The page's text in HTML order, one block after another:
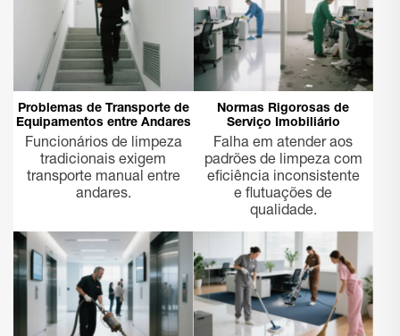
Problemas de Transporte de
Equipamentos entre Andares
Funcionários de limpeza
tradicionais exigem
transporte manual entre
andares.
Normas Rigorosas de
Serviço Imobiliário
Falha em atender aos
padrões de limpeza com
eficiência inconsistente
e flutuações de
qualidade.